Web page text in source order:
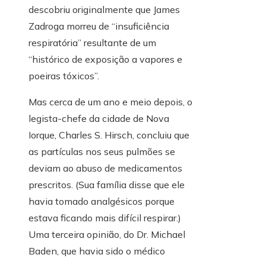
descobriu originalmente que James
Zadroga morreu de “insuficiência
respiratória” resultante de um
“histórico de exposição a vapores e
poeiras tóxicos”.
Mas cerca de um ano e meio depois, o
legista-chefe da cidade de Nova
Iorque, Charles S. Hirsch, concluiu que
as partículas nos seus pulmões se
deviam ao abuso de medicamentos
prescritos. (Sua família disse que ele
havia tomado analgésicos porque
estava ficando mais difícil respirar.)
Uma terceira opinião, do Dr. Michael
Baden, que havia sido o médico